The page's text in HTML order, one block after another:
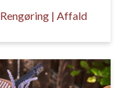
Rengøring | Affald